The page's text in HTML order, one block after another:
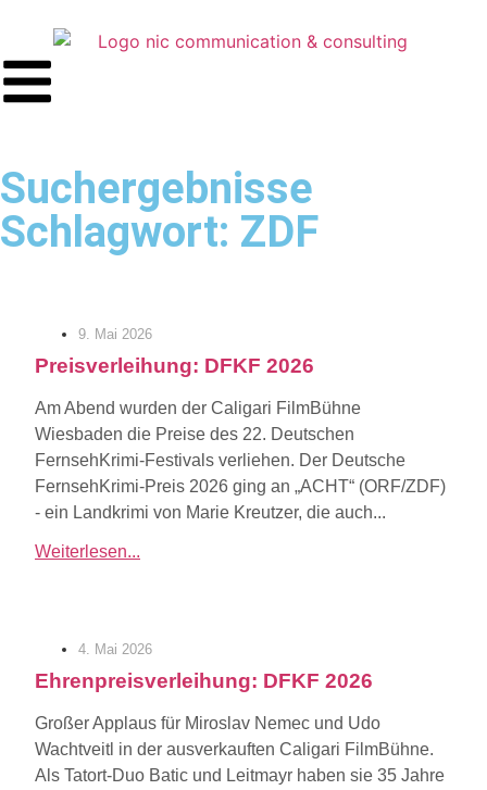
Suchergebnisse
Schlagwort: ZDF
9. Mai 2026
Preisverleihung: DFKF 2026
Am Abend wurden der Caligari FilmBühne
Wiesbaden die Preise des 22. Deutschen
FernsehKrimi-Festivals verliehen. Der Deutsche
FernsehKrimi-Preis 2026 ging an „ACHT“ (ORF/ZDF)
- ein Landkrimi von Marie Kreutzer, die auch...
Weiterlesen...
4. Mai 2026
Ehrenpreisverleihung: DFKF 2026
Großer Applaus für Miroslav Nemec und Udo
Wachtveitl in der ausverkauften Caligari FilmBühne.
Als Tatort-Duo Batic und Leitmayr haben sie 35 Jahre